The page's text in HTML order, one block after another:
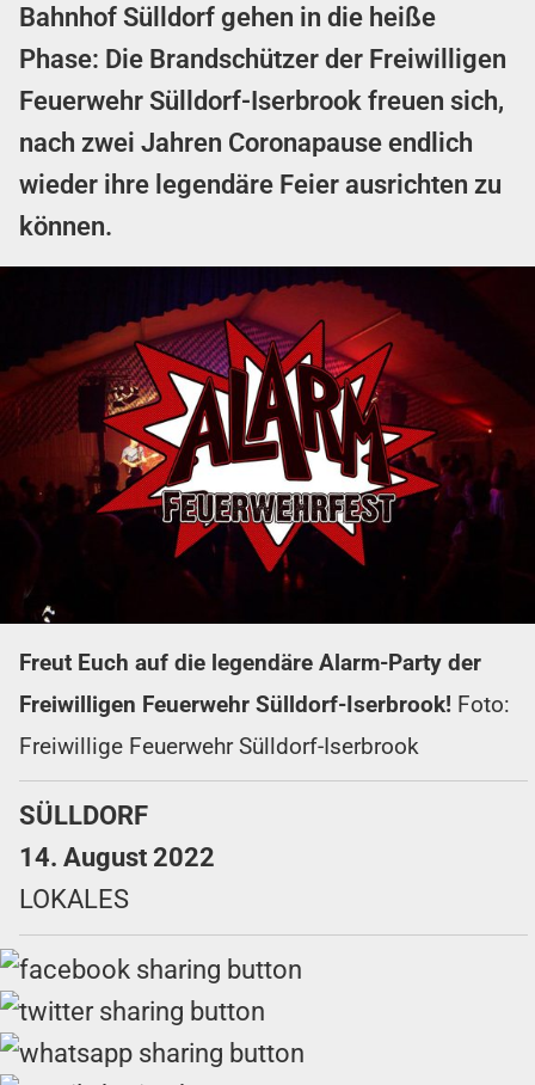
Bahnhof Sülldorf gehen in die heiße
Phase: Die Brandschützer der Freiwilligen
Feuerwehr Sülldorf-Iserbrook freuen sich,
nach zwei Jahren Coronapause endlich
wieder ihre legendäre Feier ausrichten zu
können.
Freut Euch auf die legendäre Alarm-Party der
Freiwilligen Feuerwehr Sülldorf-Iserbrook! Foto:
Freiwillige Feuerwehr Sülldorf-Iserbrook
SÜLLDORF
14. August 2022
LOKALES